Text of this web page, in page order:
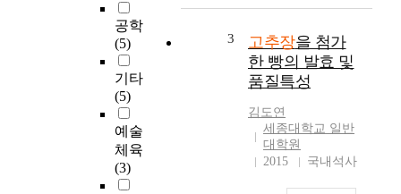
공학
(5)
기타
(5)
예술
체육
(3)
3 고추장을 첨가
한 빵의 발효 및
품질특성
김도연
세종대학교 일반
대학원
2015
국내석사